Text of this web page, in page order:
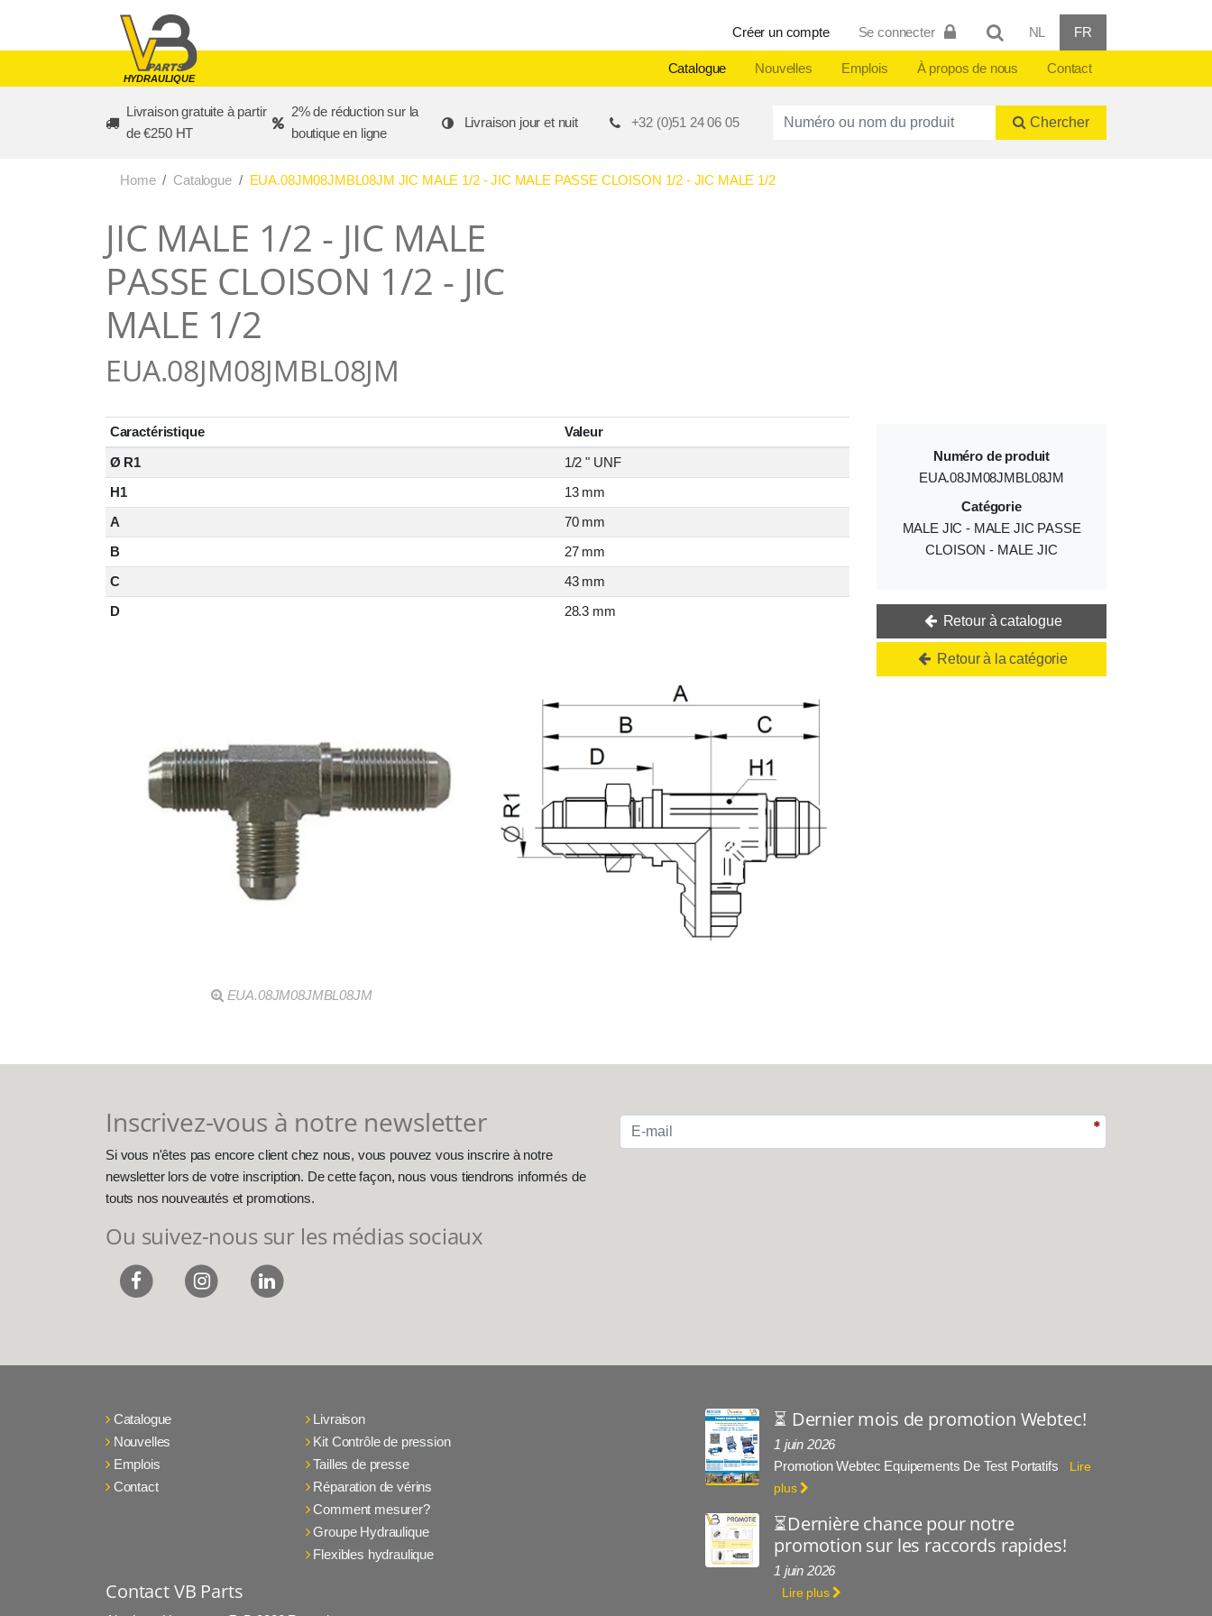
HYDRAULIQUE
Créer un compte Se connecter NL FR
Catalogue Nouvelles Emplois À propos de nous Contact
Livraison gratuite à partir
de €250 HT
2% de réduction sur la
boutique en ligne
Livraison jour et nuit +32 (0)51 24 06 05 Productnummer of naam Chercher
Home Catalogue EUA.08JM08JMBL08JM JIC MALE 1/2 - JIC MALE PASSE CLOISON 1/2 - JIC MALE 1/2
JIC MALE 1/2 - JIC MALE
PASSE CLOISON 1/2 - JIC
MALE 1/2
EUA.08JM08JMBL08JM
Caractéristique
Valeur
Ø R1
1/2 " UNF
H1
13 mm
A
70 mm
B
27 mm
C
43 mm
D
28.3 mm
EUA.08JM08JMBL08JM
Numéro de produit
EUA.08JM08JMBL08JM
Catégorie
MALE JIC - MALE JIC PASSE
CLOISON - MALE JIC
Retour à catalogue
Retour à la catégorie
Inscrivez-vous à notre newsletter
Si vous n'êtes pas encore client chez nous, vous pouvez vous inscrire à notre
newsletter lors de votre inscription. De cette façon, nous vous tiendrons informés de
touts nos nouveautés et promotions.
Ou suivez-nous sur les médias sociaux
Catalogue
Nouvelles
Emplois
Contact
Livraison
Kit Contrôle de pression
Tailles de presse
Réparation de vérins
Comment mesurer?
Groupe Hydraulique
Flexibles hydraulique
Contact VB Parts
⏳ Dernier mois de promotion Webtec!
1 juin 2026
Promotion Webtec Equipements De Test Portatifs
Lire
plus
⏳Dernière chance pour notre
promotion sur les raccords rapides!
1 juin 2026
Lire plus